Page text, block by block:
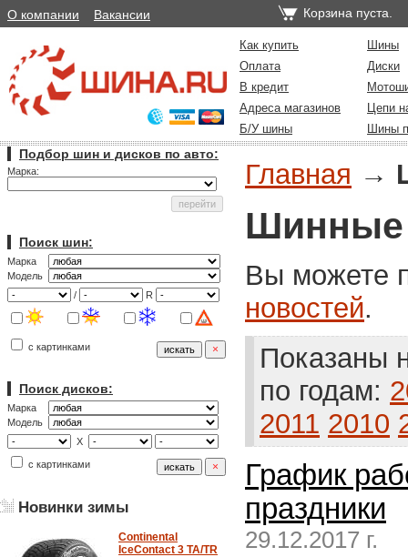
О компании Вакансии Корзина пуста.
Как купить
Шины
Оплата
Диски
В кредит
Адреса магазинов
Цепи
Б/У шины
Шины
Подбор шин и дисков по авто:
Марка:
Поиск шин:
Марка
Модель
/
R
с картинками
Поиск дисков:
Марка
Модель
X
с картинками
Новинки зимы
Continental
IceContact 3 TA/TR
Главная →
Шинные
Вы можете
новостей.
Показаны
по годам:
2011 2010
График
праздники
29.12.2017 г.